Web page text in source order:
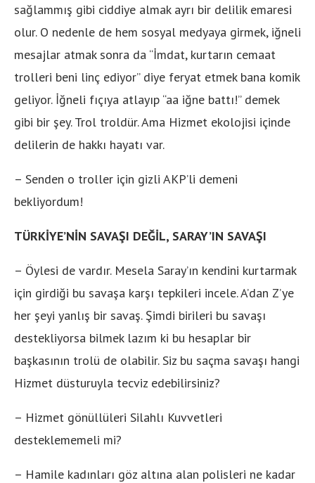
sağlammış gibi ciddiye almak ayrı bir delilik emaresi
olur. O nedenle de hem sosyal medyaya girmek, iğneli
mesajlar atmak sonra da “İmdat, kurtarın cemaat
trolleri beni linç ediyor” diye feryat etmek bana komik
geliyor. İğneli fıçıya atlayıp “aa iğne battı!” demek
gibi bir şey. Trol troldür. Ama Hizmet ekolojisi içinde
delilerin de hakkı hayatı var.
– Senden o troller için gizli AKP’li demeni
bekliyordum!
TÜRKİYE’NİN SAVAŞI DEĞİL, SARAY’IN SAVAŞI
– Öylesi de vardır. Mesela Saray’ın kendini kurtarmak
için girdiği bu savaşa karşı tepkileri incele. A’dan Z’ye
her şeyi yanlış bir savaş. Şimdi birileri bu savaşı
destekliyorsa bilmek lazım ki bu hesaplar bir
başkasının trolü de olabilir. Siz bu saçma savaşı hangi
Hizmet düsturuyla tecviz edebilirsiniz?
– Hizmet gönüllüleri Silahlı Kuvvetleri
desteklememeli mi?
– Hamile kadınları göz altına alan polisleri ne kadar